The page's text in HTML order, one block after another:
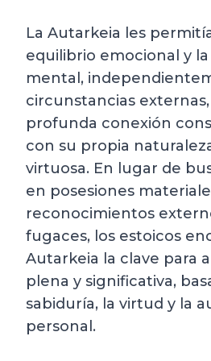
La Autarkeia les
equilibrio emocional y
mental,
circunstancias
profunda conexión
con su propia
virtuosa. En lugar de
en posesiones
reconocimientos
fugaces, los estoicos
Autarkeia la clave para
plena y significativa,
sabiduría, la virtud y la
personal.